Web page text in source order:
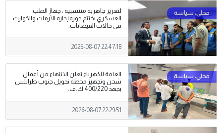
لتعزيز جاهزية منتسبيه : جهاز الطب
العسكري يختتم دورة إدارة الأزمات والكوارث
في حالات الفيضانات.
2026-08-07 22:47:18
العامة للكهرباء تعلن الانتهاء من أعمال
شحن وتجهيز محطة تحويل جنوب طرابلس
بجهد 400/220 ك.ف.
2026-08-07 22:29:51